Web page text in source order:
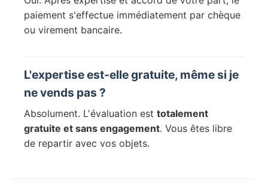
paiement s'effectue immédiatement par chèque
ou virement bancaire.
L'expertise est-elle gratuite, même si je
ne vends pas ?
Absolument. L'évaluation est totalement
gratuite et sans engagement. Vous êtes libre
de repartir avec vos objets.